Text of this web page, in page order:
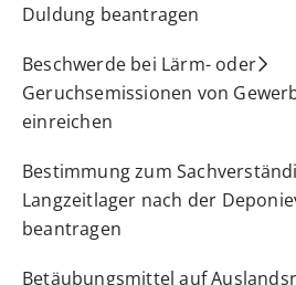
Duldung beantragen
Beschwerde bei Lärm- oder
Geruchsemissionen von
einreichen
Bestimmung zum
Langzeitlager nach der
beantragen
Betäubungsmittel auf